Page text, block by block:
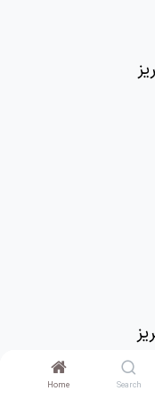
Home Search
Home Search